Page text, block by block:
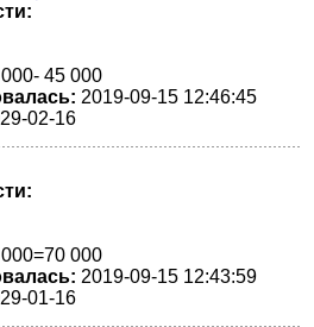
45 000
2019-09-15 12:46:45
02-16
000
2019-09-15 12:43:59
01-16